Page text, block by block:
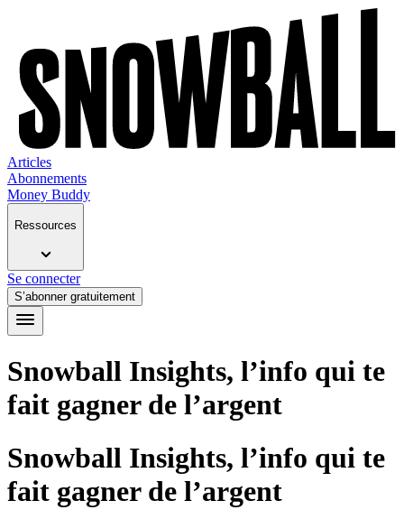
Articles
Abonnements
Money Buddy
Ressources
Se connecter
S’abonner gratuitement
Snowball Insights, l’info qui te
fait gagner de l’argent
Snowball Insights, l’info qui te
fait gagner de l’argent